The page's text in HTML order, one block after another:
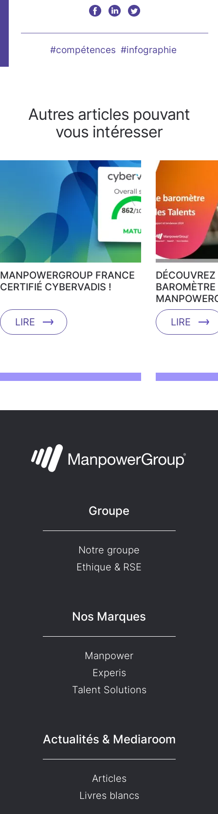
#compétences #infographie
Autres articles pouvant
vous intéresser
MANPOWERGROUP FRANCE
CERTIFIÉ CYBERVADIS !
LIRE
DÉCOUVREZ
LIRE
Groupe
Notre groupe
Ethique & RSE
Nos Marques
Manpower
Experis
Talent Solutions
Actualités & Mediaroom
Articles
Livres blancs